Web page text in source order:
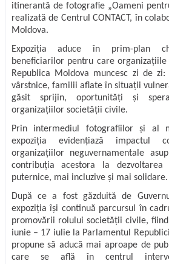
itinerantă de fotografie „Oameni
realizată de Centrul CONTACT, în
Moldova.
Expoziția aduce în prim-plan
beneficiarilor pentru care
Republica Moldova muncesc zi de
vârstnice, familii aflate în situații
găsit sprijin, oportunități și
organizațiilor societății civile.
Prin intermediul fotografiilor și al
expoziția evidențiază impactul
organizațiilor neguvernamentale
contribuția acestora la
puternice, mai incluzive și mai solidare.
După ce a fost găzduită de
expoziția își continuă parcursul în
promovării rolului societății civile,
iunie – 17 iulie la Parlamentul
propune să aducă mai aproape de
care se află în centrul